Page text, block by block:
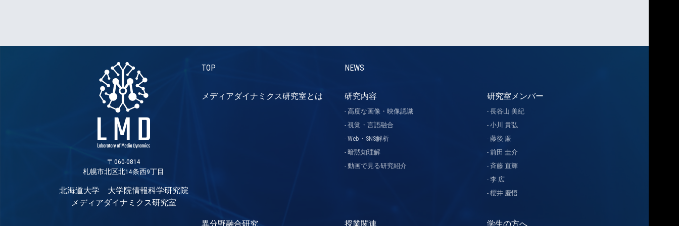
〒060-0814
札幌市北区北14条西9丁目
北海道大学 大学院情報科学研究院
メディアダイナミクス研究室
TOP NEWS
メディアダイナミクス研究室とは 研究内容
高度な画像・映像認識
視覚・言語融合
Web・SNS解析
暗黙知理解
動画で見る研究紹介
研究室メンバー
長谷山 美紀
小川 貴弘
藤後 廉
前田 圭介
斉藤 直輝
李 広
櫻井 慶悟
異分野融合研究 授業関連 学生の方へ